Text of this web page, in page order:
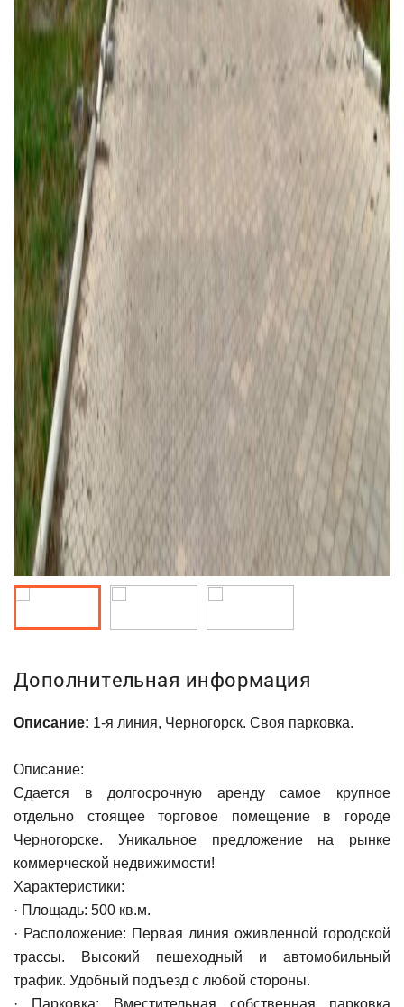
Дополнительная информация
Описание: 1-я линия, Черногорск. Своя парковка.
Описание:
Сдается в долгосрочную аренду самое крупное
отдельно стоящее торговое помещение в городе
Черногорске. Уникальное предложение на рынке
коммерческой недвижимости!
Характеристики:
· Площадь: 500 кв.м.
· Расположение: Первая линия оживленной городской
трассы. Высокий пешеходный и автомобильный
трафик. Удобный подъезд с любой стороны.
· Парковка: Вместительная собственная парковка